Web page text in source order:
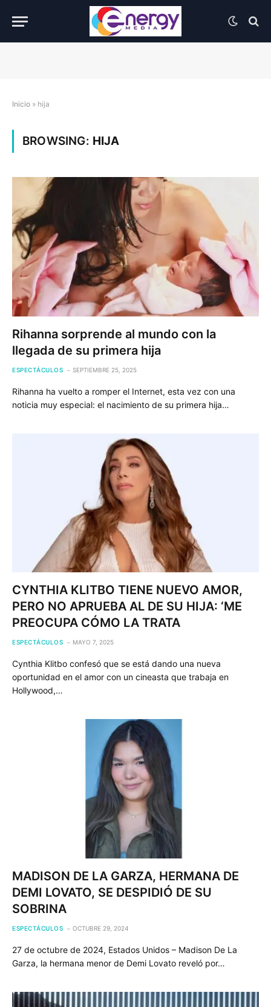
Inicio » hija
BROWSING: HIJA
Rihanna sorprende al mundo con la
llegada de su primera hija
ESPECTÁCULOS SEPTIEMBRE 25, 2025
Rihanna ha vuelto a romper el Internet, esta vez con una
noticia muy especial: el nacimiento de su primera hija…
CYNTHIA KLITBO TIENE NUEVO AMOR,
PERO NO APRUEBA AL DE SU HIJA: ‘ME
PREOCUPA CÓMO LA TRATA
ESPECTÁCULOS MAYO 7, 2025
Cynthia Klitbo confesó que se está dando una nueva
oportunidad en el amor con un cineasta que trabaja en
Hollywood,…
MADISON DE LA GARZA, HERMANA DE
DEMI LOVATO, SE DESPIDIÓ DE SU
SOBRINA
ESPECTÁCULOS OCTUBRE 29, 2024
27 de octubre de 2024, Estados Unidos – Madison De La
Garza, la hermana menor de Demi Lovato reveló por…